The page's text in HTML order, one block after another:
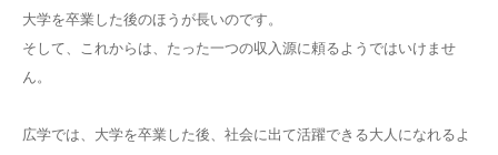
大学を卒業した後のほうが長いのです。
そして、これからは、たった一つの収入源に頼るようではいけませ
ん。
広学では、大学を卒業した後、社会に出て活躍できる大人になれるよ